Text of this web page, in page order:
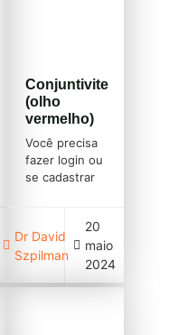
Conjuntivite
(olho
vermelho)
Você precisa
fazer login ou
se cadastrar
acima)
Dr David
Szpilman
20
maio
2024